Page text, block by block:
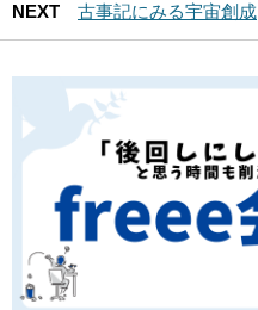
NEXT
古事記にみる宇宙創成